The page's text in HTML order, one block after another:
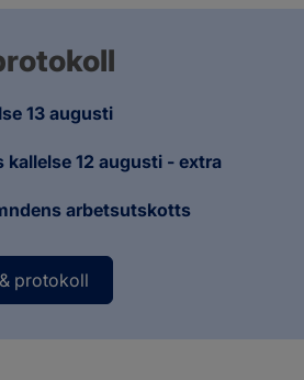
13 augusti
12 augusti - extra
arbetsutskotts
protokoll